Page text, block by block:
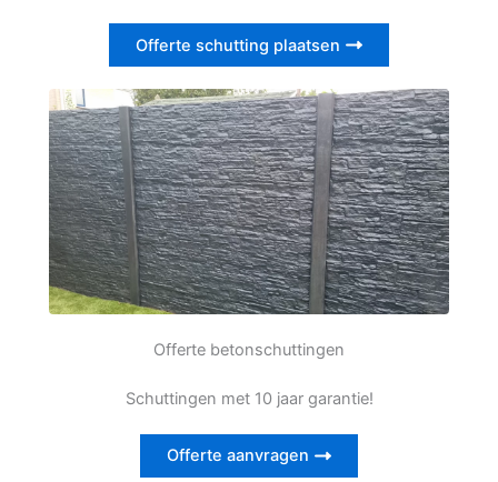
Offerte schutting plaatsen
Offerte betonschuttingen
Schuttingen met 10 jaar garantie!
Offerte aanvragen